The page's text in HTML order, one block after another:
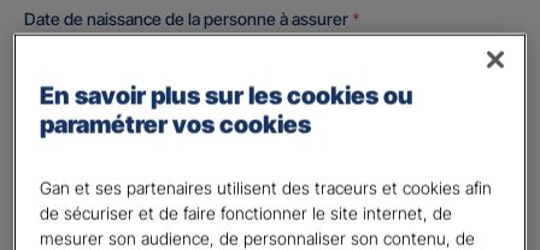
Date de naissance de la personne à assurer *
Vos informations :
Oui
Non
En savoir plus sur les cookies ou
paramétrer vos cookies
Gan et ses partenaires utilisent des traceurs et cookies afin
de sécuriser et de faire fonctionner le site internet, de
mesurer son audience, de personnaliser son contenu, de